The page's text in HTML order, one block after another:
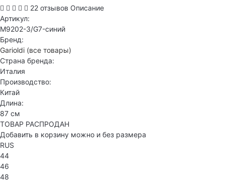
22 отзывов Описание
Артикул:
M9202-3/G7-синий
Бренд:
Garioldi (все товары)
Страна бренда:
Италия
Производство:
Китай
Длина:
87 см
ТОВАР РАСПРОДАН
Добавить в корзину можно и без размера
RUS
44
46
48